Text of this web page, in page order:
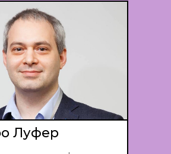
Луфер